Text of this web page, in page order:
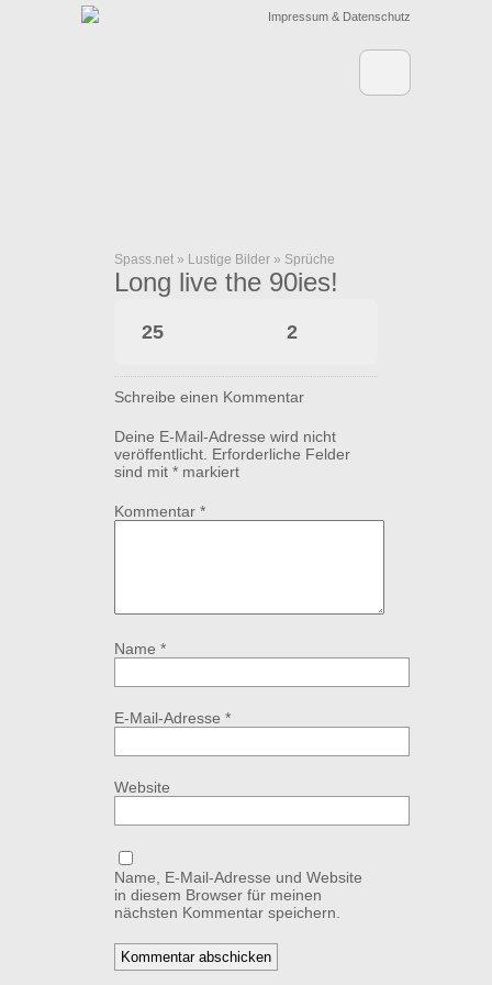
Impressum & Datenschutz
Spass.net » Lustige Bilder » Sprüche
Long live the 90ies!
25 2
Schreibe einen Kommentar
Deine E-Mail-Adresse wird nicht
veröffentlicht. Erforderliche Felder
sind mit * markiert
Kommentar *
Name *
E-Mail-Adresse *
Website
Name, E-Mail-Adresse und Website
in diesem Browser für meinen
nächsten Kommentar speichern.